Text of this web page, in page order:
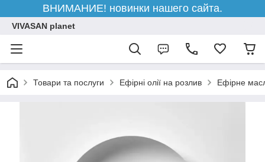
ВНИМАНИЕ! новинки нашего сайта.
VIVASAN planet
Товари та послуги Ефірні олії на розлив Ефірне